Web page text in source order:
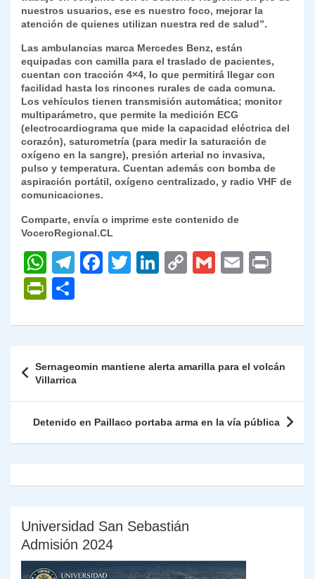
nuestros usuarios, ese es nuestro foco, mejorar la
atención de quienes utilizan nuestra red de salud”.
Las ambulancias marca Mercedes Benz, están
equipadas con camilla para el traslado de pacientes,
cuentan con tracción 4×4, lo que permitirá llegar con
facilidad hasta los rincones rurales de cada comuna.
Los vehículos tienen transmisión automática; monitor
multiparámetro, que permite la medición ECG
(electrocardiograma que mide la capacidad eléctrica del
corazón), saturometría (para medir la saturación de
oxígeno en la sangre), presión arterial no invasiva,
pulso y temperatura. Cuentan además con bomba de
aspiración portátil, oxígeno centralizado, y radio VHF de
comunicaciones.
Comparte, envía o imprime este contenido de
VoceroRegional.CL
W
h
at
s
p
p
T
gr
m
F
e
o
o
k
T
er
Li
e
n
C
y
n
k
G
l
E
l
P
nt
ie
n
dl
y
m
ar
tir
de
entradas
Sernageomin mantiene alerta amarilla para el volcán
Villarrica
Detenido en Paillaco portaba arma en la vía pública
Universidad San Sebastián
Admisión 2024